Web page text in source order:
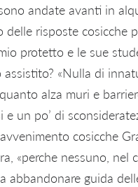
andate avanti in
risposte cosicche
protetto e le sue
«Nulla di
alza muri e
un po’ di
cosicche
«perche nessuno, nel
guida